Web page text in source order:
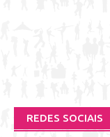
REDES SOCIAIS